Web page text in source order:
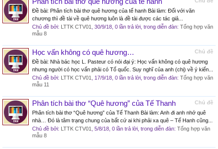
Đề bài: Phân tích bài thơ quê hương của tế hanh Bài làm: Đối với văn
chương thì đề tài về quê hương luôn là đề tài được các tác giả...
Chủ đề bởi: LTTK CTV01 30/9/18 , 0 lần trả lời, trong diễn đàn: Tổng hợp văn
mẫu 8
Chủ đề
Học vấn không có quê hương…
Đề bài: Nhà bác học L. Pasteur có nói đại ý: Học vấn không có quê hương
nhưng người có học vấn phải có Tổ quốc. Suy nghĩ của anh (chị) về ý kiến...
Chủ đề bởi: LTTK CTV01 17/9/18 , 0 lần trả lời, trong diễn đàn: Tổng hợp văn
mẫu 11
Chủ đề
Phân tích bài thơ “Quê hương” của Tế Thanh
Phân tích bài thơ “Quê hương” của Tế Thanh Bài làm: Anh đi anh nhớ quê
nhà… Đó là tâm trạng chung của bất cứ ai khi phải xa quê – Tế Hanh cũng...
Chủ đề bởi: LTTK CTV01 5/8/18 , 0 lần trả lời, trong diễn đàn: Tổng hợp văn
mẫu 8